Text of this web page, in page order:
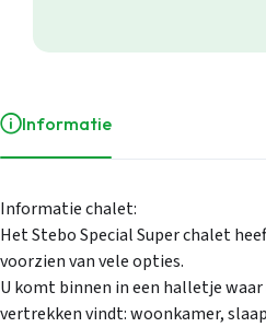
Informatie
Informatie chalet:
Het Stebo Special Super chalet
voorzien van vele opties.
U komt binnen in een halletje waar
vertrekken vindt: woonkamer,